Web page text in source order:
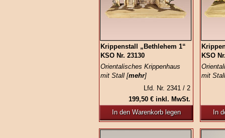
Krippenstall „Bethlehem 1“
KSO Nr. 23130
Orientalisches Krippenhaus
mit Stall [mehr]
Lfd. Nr. 2341 / 2
199,50 € inkl. MwSt.
In den Warenkorb legen
KSO
mit
In